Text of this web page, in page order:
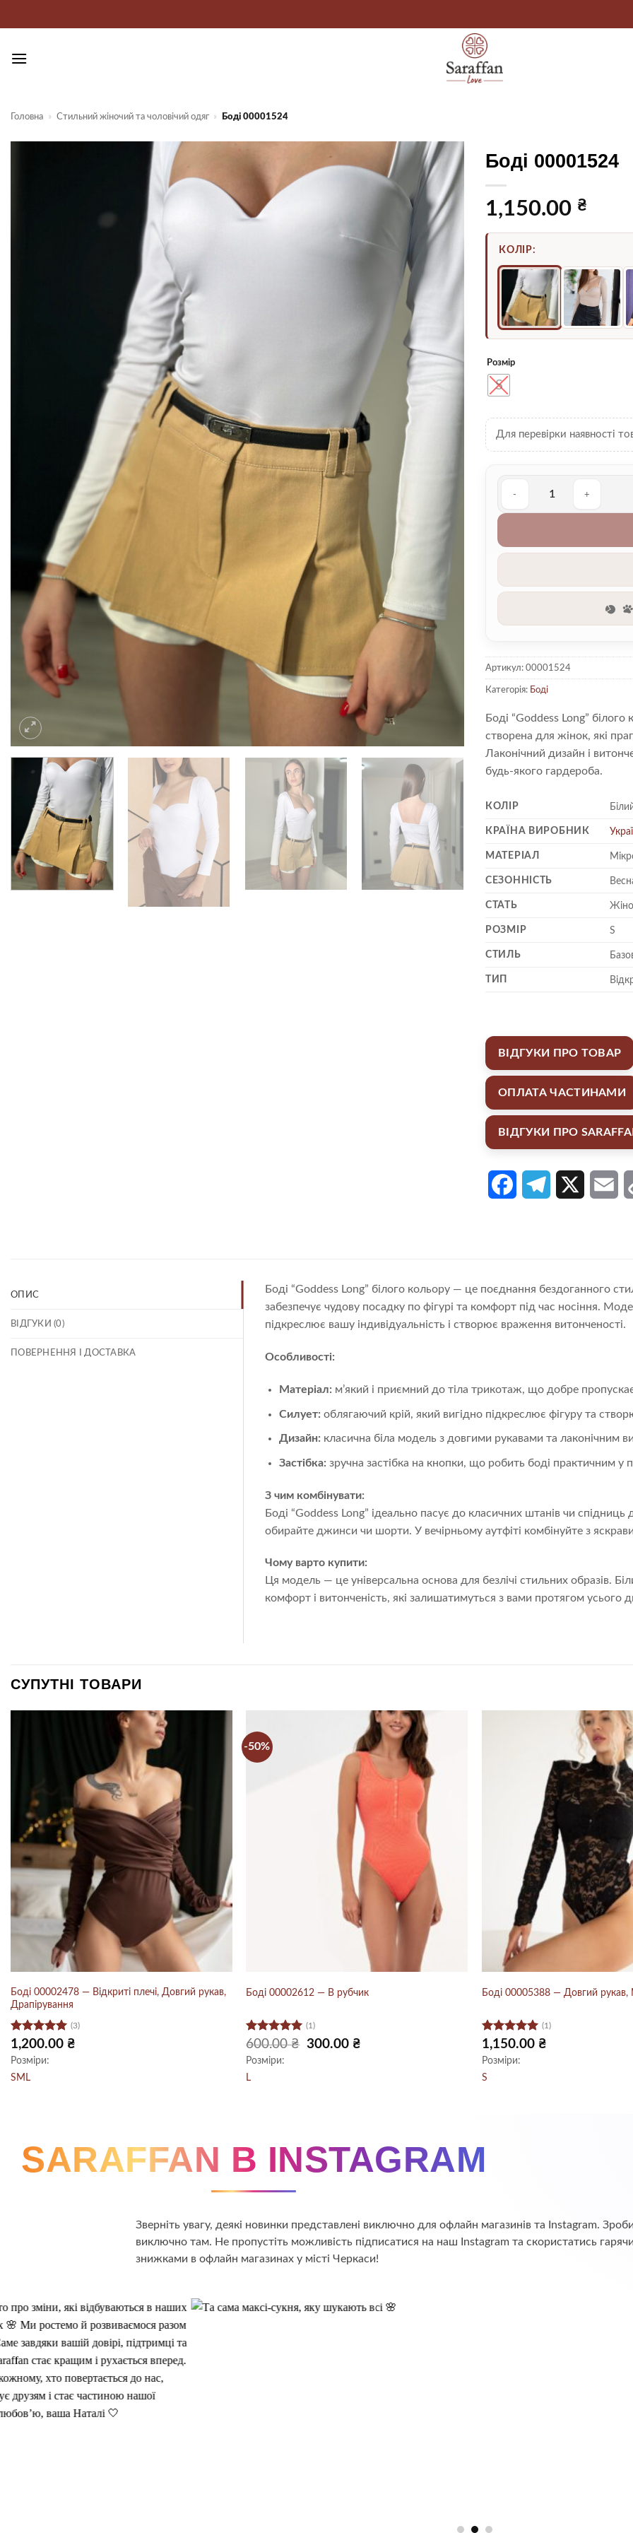
Головна » Стильний жіночий та чоловічий одяг » Боді 00001524
Боді 00001524
1,150.00 ₴
КОЛІР:
Розмір
S
Для перевірки наявності
Боді 00001524 кількість
Артикул: 00001524
Категорія: Боді
Боді “Goddess Long”
створена для жінок, які
Лаконічний дизайн і
будь-якого гардероба.
КОЛІР
КРАЇНА ВИРОБНИК
МАТЕРІАЛ
СЕЗОННІСТЬ
СТАТЬ
РОЗМІР S
СТИЛЬ
ТИП
ВІДГУКИ ПРО ТОВАР
ОПЛАТА ЧАСТИНАМИ
ВІДГУКИ ПРО
FacebookTelegram
ОПИС
ВІДГУКИ (0)
ПОВЕРНЕННЯ І ДОСТАВКА
Боді “Goddess Long” білого кольору — це поєднання бездоганного
забезпечує чудову посадку по фігурі та комфорт під час носіння.
підкреслює вашу індивідуальність і створює враження витонченості.
Особливості:
Матеріал: м’який і приємний до тіла трикотаж, що добре
Силует: облягаючий крій, який вигідно підкреслює фігуру та
Дизайн: класична біла модель з довгими рукавами та лаконічним
Застібка: зручна застібка на кнопки, що робить боді практичним у
З чим комбінувати:
Боді “Goddess Long” ідеально пасує до класичних штанів чи
обирайте джинси чи шорти. У вечірньому аутфіті комбінуйте з
Чому варто купити:
Ця модель — це універсальна основа для безлічі стильних образів.
комфорт і витонченість, які залишатимуться з вами протягом усього
СУПУТНІ ТОВАРИ
Боді 00002478 — Відкриті плечі, Довгий рукав,
Драпірування
Оцінено в
5 з 5
(3)
1,200.00 ₴
Розміри:
S M L
-50%
Боді 00002612 — В рубчик
Оцінено в
5 з 5
(1)
600.00₴
Оригінальна
300.00 ₴Поточна
Розміри:
L
Боді 00005388 — Довгий
Оцінено в
5 з 5
(1)
1,150.00 ₴
Розміри:
S
SARAFFAN В INSTAGRAM
Зверніть увагу, деякі новинки представлені виключно для офлайн магазинів та Instagram.
виключно там. Не пропустіть можливість підписатися на наш Instagram та скористатись
знижками в офлайн магазинах у місті Черкаси!